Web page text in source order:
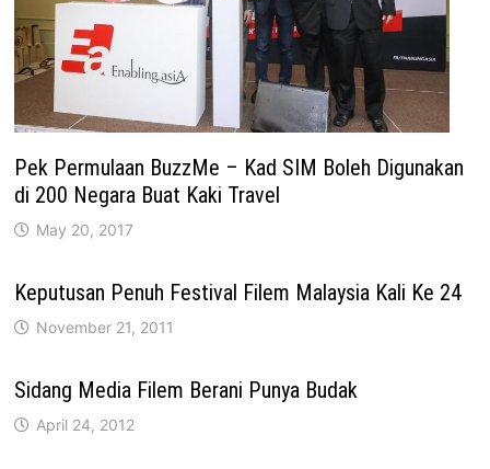
Pek Permulaan BuzzMe – Kad SIM Boleh Digunakan
di 200 Negara Buat Kaki Travel
May 20, 2017
Keputusan Penuh Festival Filem Malaysia Kali Ke 24
November 21, 2011
Sidang Media Filem Berani Punya Budak
April 24, 2012